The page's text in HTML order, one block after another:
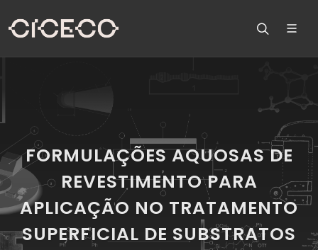
FORMULAÇÕES AQUOSAS DE
REVESTIMENTO PARA
APLICAÇÃO NO TRATAMENTO
SUPERFICIAL DE SUBSTRATOS